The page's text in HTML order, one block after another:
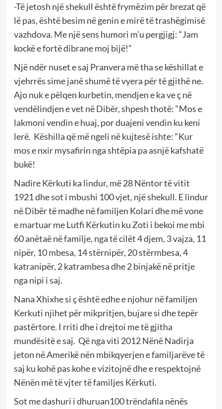
-Të jetosh një shekull është frymëzim për brezat që
lë pas, është besim në genin e mirë të trashëgimisë
vazhdova. Me një sens humori m’u pergjigj: “Jam
kockë e fortë dibrane moj bijë!”
Një ndër nuset e saj Pranvera më tha se këshillat e
vjehrrës sime janë shumë të vyera për të gjithë ne.
Ajo nuk e pëlqen kurbetin, mendjen e ka ve ç në
vendëlindjen e vet në Dibër, shpesh thotë: “Mos e
lakmoni vendin e huaj, por duajeni vendin ku keni
lerë. Këshilla që më ngeli në kujtesë ishte: “Kur
mos e nxir mysafirin nga shtëpia pa asnjë kafshatë
bukë!
Nadire Kërkuti ka lindur, më 28 Nëntor të vitit
1921 dhe sot i mbushi 100 vjet, një shekull. E lindur
në Dibër të madhe në familjen Kolari dhe më vone
e martuar me Lutfi Kërkutin ku Zoti i bekoi me mbi
60 anëtaë në familje, nga të cilët 4 djem, 3 vajza, 11
nipër, 10 mbesa, 14 stërnipër, 20 stërmbesa, 4
katranipër, 2 katrambesa dhe 2 binjakë në pritje
nga nipi i saj.
Nana Xhixhe si ç është edhe e njohur në familjen
Kerkuti njihet për mikpritjen, bujare si dhe tepër
pastërtore. I rriti dhe i drejtoi me të gjitha
mundësitë e saj. Që nga viti 2012 Nënë Nadirja
jeton në Amerikë nën mbikqyerjen e familjarëve të
saj ku kohë pas kohe e vizitojnë dhe e respektojnë
Nënën më të vjter të familjes Kërkuti.
Sot me dashuri i dhuruan100 trëndafila nënës